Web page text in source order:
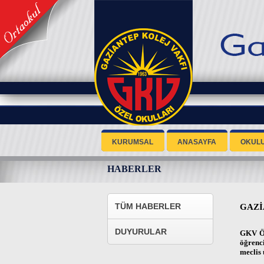
KURUMSAL ANASAYFA
HABERLER
TÜM HABERLER
DUYURULAR
GKV
meclis